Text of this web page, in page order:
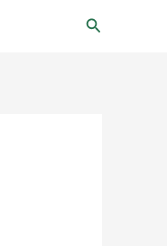
Szukaj